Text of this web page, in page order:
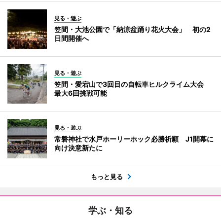
見る・遊ぶ
笠間・大池公園で「納涼盆踊り花火大会」 初の2
日間開催へ
見る・遊ぶ
笠間・愛宕山で3回目の自転車ヒルクライム大会
最大6回挑戦可能
見る・遊ぶ
常磐神社で水戸ホーリーホック必勝祈願 J1開幕に
向け決意新たに
もっと見る
学ぶ・知る